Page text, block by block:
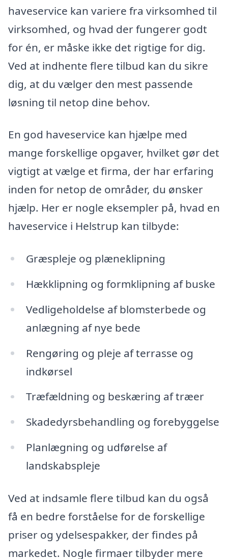
haveservice kan variere fra virksomhed til
virksomhed, og hvad der fungerer godt
for én, er måske ikke det rigtige for dig.
Ved at indhente flere tilbud kan du sikre
dig, at du vælger den mest passende
løsning til netop dine behov.
En god haveservice kan hjælpe med
mange forskellige opgaver, hvilket gør det
vigtigt at vælge et firma, der har erfaring
inden for netop de områder, du ønsker
hjælp. Her er nogle eksempler på, hvad en
haveservice i Helstrup kan tilbyde:
Græspleje og plæneklipning
Hækklipning og formklipning af buske
Vedligeholdelse af blomsterbede og
anlægning af nye bede
Rengøring og pleje af terrasse og
indkørsel
Træfældning og beskæring af træer
Skadedyrsbehandling og forebyggelse
Planlægning og udførelse af
landskabspleje
Ved at indsamle flere tilbud kan du også
få en bedre forståelse for de forskellige
priser og ydelsespakker, der findes på
markedet. Nogle firmaer tilbyder mere